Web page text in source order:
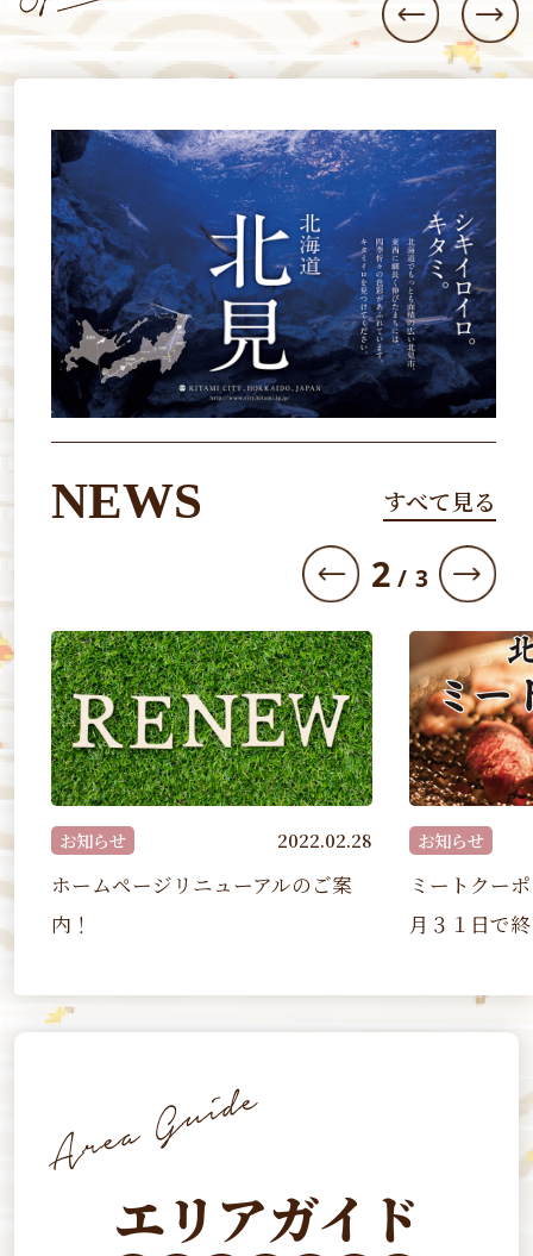
NEWS すべて見る
2022.02.28
ューアルのご案
お知らせ
ミートクーポン事業は令和４年３
月３１日で終了しました
3 / 3
エリアガイド